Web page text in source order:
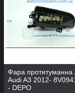
Фара протитуманна
Audi A3 2012-
- DEPO